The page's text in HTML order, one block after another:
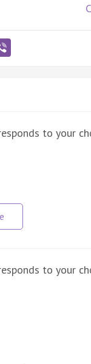
to your
to your